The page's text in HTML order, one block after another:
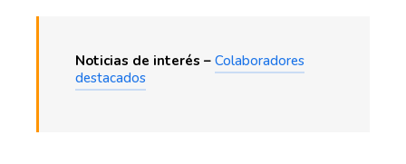
Noticias de interés – Colaboradores
destacados